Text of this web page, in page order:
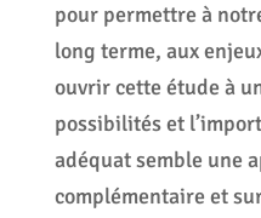
pour permettre à
long terme, aux
ouvrir cette étude à
possibilités et
adéquat semble une
complémentaire et